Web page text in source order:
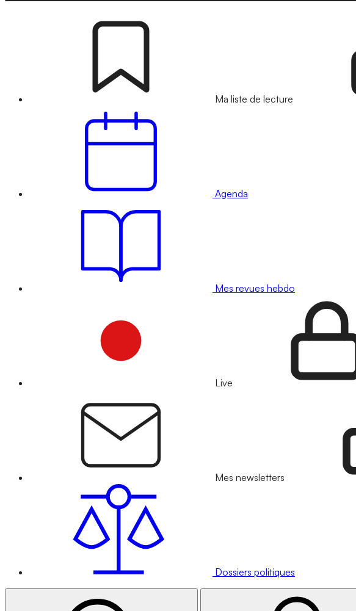
Ma liste de lecture
Agenda
Mes revues hebdo
Live
Mes newsletters
Dossiers politiques